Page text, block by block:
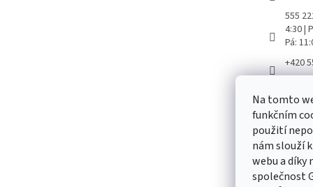
Na tomto
funkčním
použití
nám slouží
webu a díky
společnost
555
4:30 |
Pá:
+420